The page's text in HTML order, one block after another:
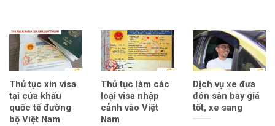
Thủ tục xin visa
tại cửa khẩu
quốc tế đường
bộ Việt Nam
Thủ tục làm các
loại visa nhập
cảnh vào Việt
Nam
Dịch vụ xe đưa
đón sân bay giá
tốt, xe sang